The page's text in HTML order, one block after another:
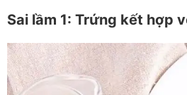
Sai lầm 1: Trứng kết hợp